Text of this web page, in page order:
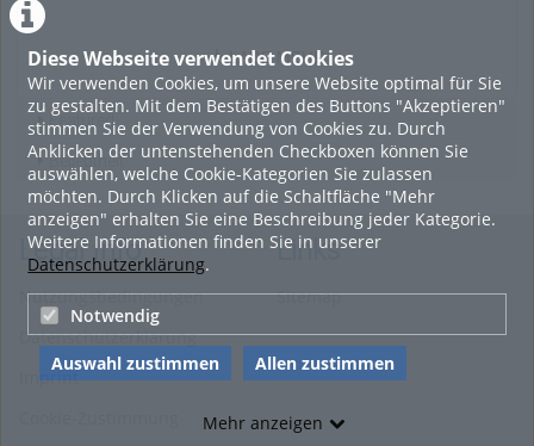
Diese Webseite verwendet Cookies
Wir verwenden Cookies, um unsere Website optimal für Sie
zu gestalten. Mit dem Bestätigen des Buttons "Akzeptieren"
stimmen Sie der Verwendung von Cookies zu. Durch
Anklicken der untenstehenden Checkboxen können Sie
auswählen, welche Cookie-Kategorien Sie zulassen
möchten. Durch Klicken auf die Schaltfläche "Mehr
anzeigen" erhalten Sie eine Beschreibung jeder Kategorie.
Weitere Informationen finden Sie in unserer
Datenschutzerklärung.
Notwendig
Auswahl zustimmen Allen zustimmen
Mehr anzeigen
LADE MEHR
Featured
Beliebtheit
Legal Info
Nutzungsbedingungen
Datenschutzerklärung
Imprint
Links
Sitemap